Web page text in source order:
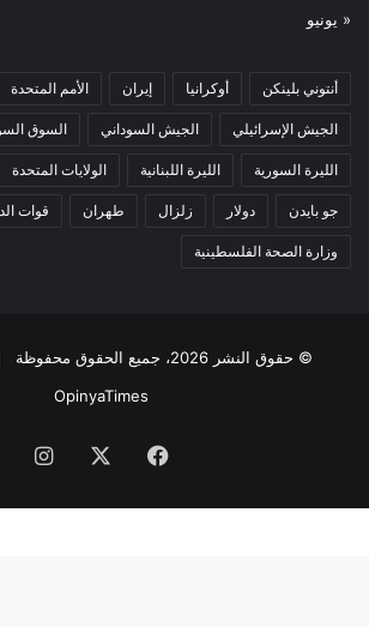
« يونيو
أنتوني بلينكن أوكرانيا إيران الأمم المتحدة
الجيش الإسرائيلي الجيش السوداني السوق
الليرة السورية الليرة اللبنانية الولايات المتحدة
جو بايدن دولار زلزال طهران قوات
وزارة الصحة الفلسطينية
© حقوق النشر 2026، جميع الحقوق محفوظة |
OpinyaTimes
فيسبوك